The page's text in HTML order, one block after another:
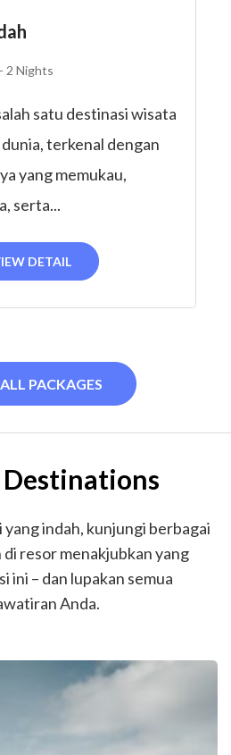
2 Nights
satu destinasi wisata
terkenal dengan
yang memukau,
serta...
DETAIL
PACKAGES
indah, kunjungi berbagai
di resor menakjubkan yang
ini – dan lupakan semua
Anda.